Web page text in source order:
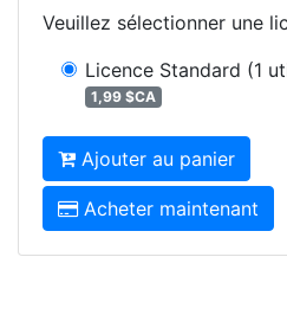
Veuillez sélectionner une
Licence Standard (1
1,99 $CA
Ajouter au panier
Acheter maintenant